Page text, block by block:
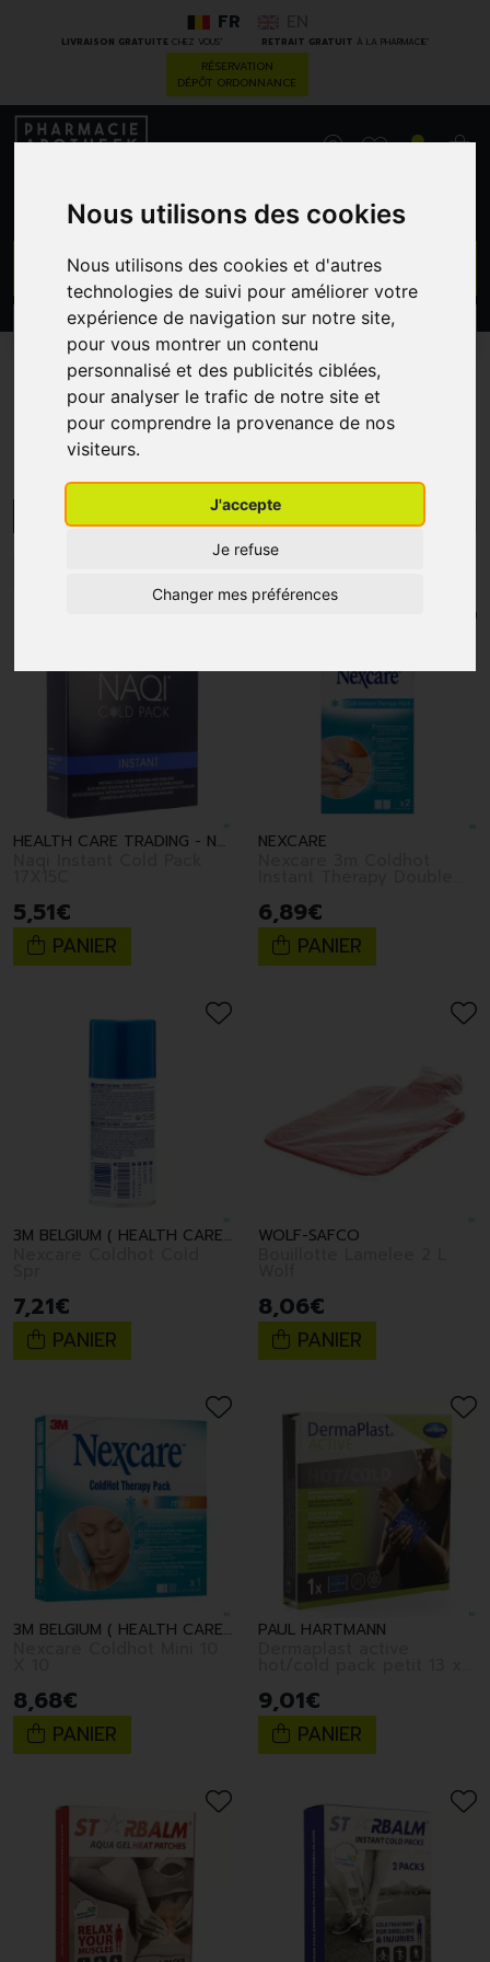
Nous utilisons des cookies
Nous utilisons des cookies et d'autres
technologies de suivi pour améliorer votre
expérience de navigation sur notre site,
pour vous montrer un contenu
personnalisé et des publicités ciblées,
pour analyser le trafic de notre site et
pour comprendre la provenance de nos
visiteurs.
J'accepte
Je refuse
Changer mes préférences
LIVRAISON GRATUITECHEZ VOUS* RETRAIT GRATUIT À LA PHARMACIE *
FR
RÉSERVATION
DÉPÔT ORDONNANCE
0
CATÉGORIES PROMOS
Cold - Hot thérapie -
chaud/froid
MENU/FILTRES
HEALTH CARE TRADING - NAQI
5,51€
PANIER
NEXCARE
6,89€
PANIER
3M BELGIUM ( HEALTH CARE )
7,21€
PANIER
WOLF-SAFCO
8,06€
PANIER
3M BELGIUM ( HEALTH CARE )
8,68€
PANIER
PAUL HARTMANN
9,01€
PANIER